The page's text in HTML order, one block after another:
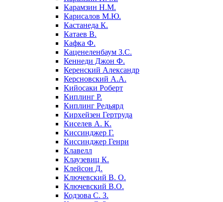
Карамзин Н.М.
Карисалов М.Ю.
Кастанеда К.
Катаев В.
Кафка Ф.
Каценеленбаум З.С.
Кеннеди Джон Ф.
Керенский Александр
Керсновский А.А.
Кийосаки Роберт
Киплинг Р.
Киплинг Редьярд
Кирхейзен Гертруда
Киселев А. К.
Киссинджер Г.
Киссинджер Генри
Клавелл
Клаузевиц К.
Клейсон Д.
Ключевский В. О.
Ключевский В.О.
Кодзова С. З.